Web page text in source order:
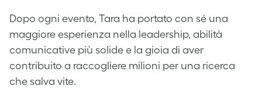
Dopo ogni evento, Tara ha portato con sé una
maggiore esperienza nella leadership, abilità
comunicative più solide e la gioia di aver
contribuito a raccogliere milioni per una ricerca
che salva vite.